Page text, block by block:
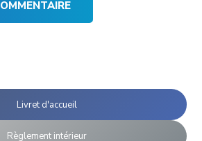
Livret d'accueil
Règlement intérieur